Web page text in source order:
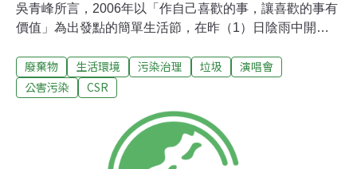
吳青峰所言，2006年以「作自己喜歡的事，讓喜歡的事有
價值」為出發點的簡單生活節，在昨（1）日陰雨中開跑
主辦單位除了找來歌王歌后，如伍佰、陳綺貞、蔡健雅、
莫文蔚、萬芳、陳珊妮等25組音樂人獻唱外，更在嚴格限
Idea」等突破中，企圖顛覆自己，找回「簡單」的初衷。
以往例如音樂祭、跨年等大型活動，最恐怖的便是人潮散
去後滿地垃圾的場景，此次簡單生活節找來擅長規劃落實
廢棄物 生活環境 污染治理 垃圾
演唱會
公害污染
CSR